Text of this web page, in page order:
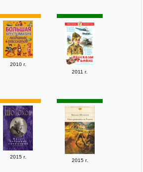
2010 г.
2011 г.
2015 г.
2015 г.